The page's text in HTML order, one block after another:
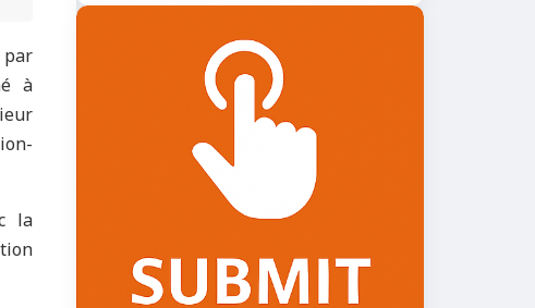
à
la